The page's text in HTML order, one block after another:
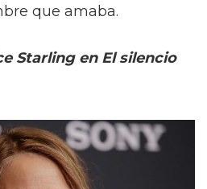
que amaba.
Starling en El silencio